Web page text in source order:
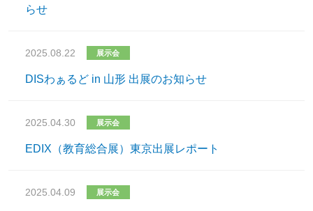
らせ
2025.08.22 展示会
DISわぁるど in 山形 出展のお知らせ
2025.04.30 展示会
EDIX（教育総合展）東京出展レポート
2025.04.09 展示会